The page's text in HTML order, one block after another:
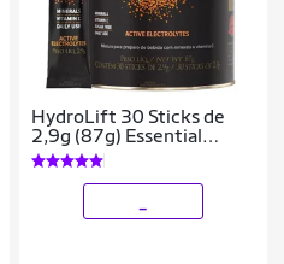
HydroLift 30 Sticks de
2,9g (87g) Essential
Nutrition